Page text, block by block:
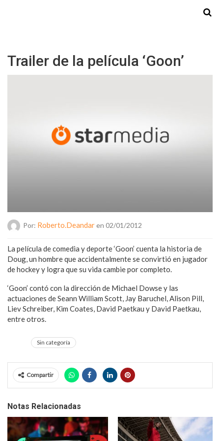
Trailer de la película ‘Goon’
Por: Roberto.deandaren 02/01/2012
La película de comedia y deporte ‘Goon’ cuenta la historia de
Doug, un hombre que accidentalmente se convirtió en jugador
de hockey y logra que su vida cambie por completo.
‘Goon’ contó con la dirección de Michael Dowse y las
actuaciones de Seann William Scott, Jay Baruchel, Alison Pill,
Liev Schreiber, Kim Coates, David Paetkau y David Paetkau,
entre otros.
Sin categoría
Compartir
Notas Relacionadas